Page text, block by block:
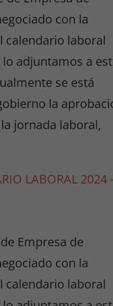
con la
calendario laboral
adjuntamos a
se está
la
jornada laboral,
LABORAL 2024
Empresa de
con la
calendario laboral